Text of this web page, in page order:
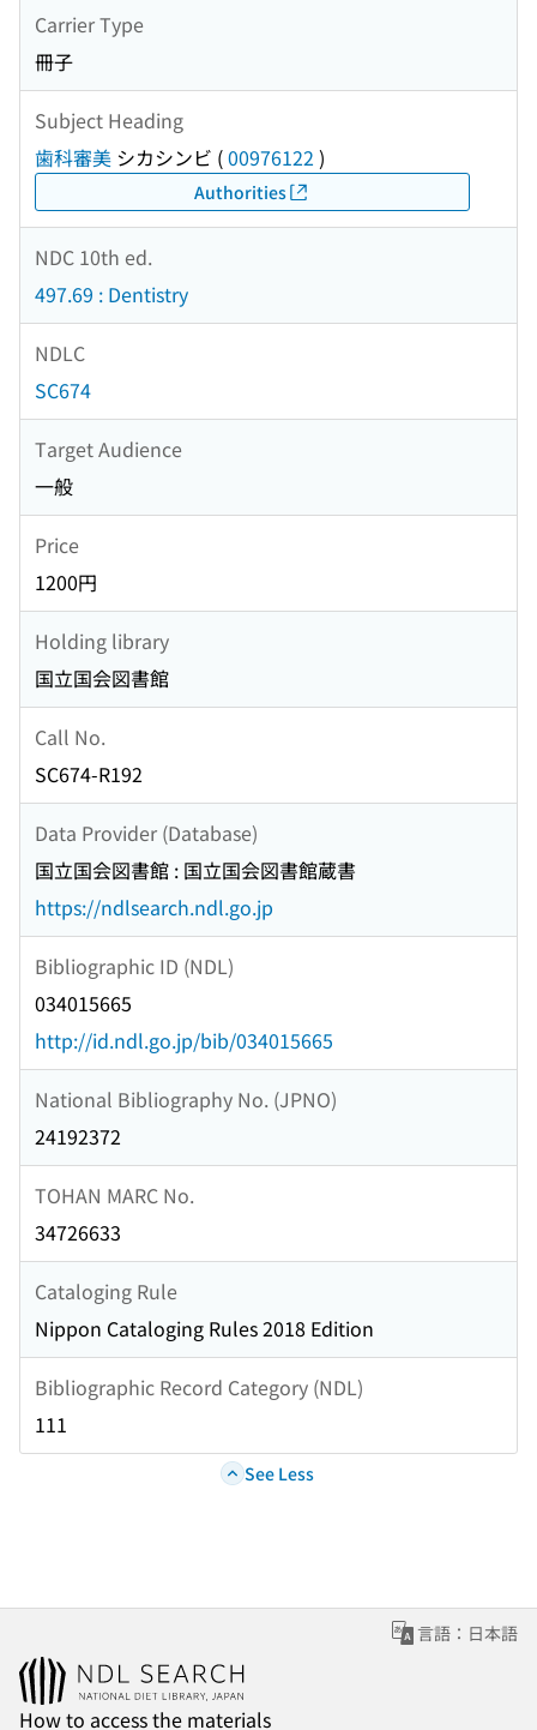
Carrier Type
冊子
Subject Heading
歯科審美 シカシンビ (00976122 )
Authorities
NDC 10th ed.
497.69 : Dentistry
NDLC
SC674
Target Audience
一般
Price
1200円
Holding library
国立国会図書館
Call No.
SC674-R192
Data Provider (Database)
国立国会図書館 : 国立国会図書館蔵書
https://ndlsearch.ndl.go.jp
Bibliographic ID (NDL)
034015665
http://id.ndl.go.jp/bib/034015665
National Bibliography No. (JPNO)
24192372
TOHAN MARC No.
34726633
Cataloging Rule
Nippon Cataloging Rules 2018 Edition
Bibliographic Record Category (NDL)
111
See Less
言語：日本語
How to access the materials